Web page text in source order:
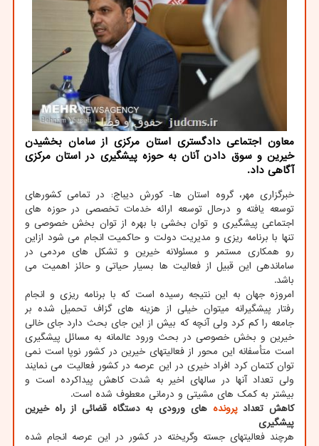
معاون اجتماعی دادگستری استان مرکزی از سامان بخشیدن
خیرین و سوق دادن آنان به حوزه پیشگیری در استان مرکزی
آگاهی داد.
خبرگزاری مهر، گروه استان ها- کورش دیباج: در تمامی کشورهای
توسعه یافته و درحال توسعه ارائه خدمات تخصصی در حوزه های
اجتماعی پیشگیری و توان بخشی با بهره از توان بخش خصوصی و
تنها با برنامه ریزی و مدیریت دولت و حاکمیت انجام می شود ازاین
رو همکاری مستمر و مسئولانه خیرین و تشکل های مردمی در
ساماندهی این قبیل از فعالیت ها بسیار حیاتی و حائز اهمیت می
باشد.
امروزه جهان به این نتیجه رسیده است که با برنامه ریزی و انجام
رفتار پیشگیرانه میتوان خیلی از هزینه های گزاف تحمیل شده بر
جامعه را کم کرد ولی آنچه که بیش از این جای بحث دارد جای خالی
خیرین و بخش خصوصی در بحث ورود عالمانه به مسائل پیشگیری
است متأسفانه این محور از فعالیتهای خیرین در کشور نوپا است نمی
توان کتمان کرد افراد خیری در این عرصه در کشور فعالیت می نمایند
ولی تعداد آنها در سالهای اخیر به شدت کاهش پیداکرده است و
بیشتر به کمک های مشیتی و درمانی معطوف شده است.
کاهش تعدادپرونده های ورودی به دستگاه قضائی از راه خیرین
پیشگیری
هرچند فعالیتهای جسته وگریخته در کشور در این عرصه انجام شده